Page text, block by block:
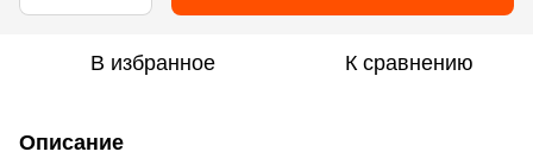
В избранное К сравнению
Описание